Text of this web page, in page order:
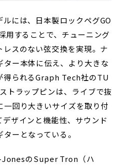
には、日本製ロックペグGO
用することで、チューニング
スのない弦交換を実現。ナ
ター本体に伝え、より大きな
得られるGraph Tech社のTU
トラップピンは、ライブで抜
回り大きいサイズを取り付
ザインと機能性、サウンド
ーとなっている。
JonesのSuper Tron（ハ